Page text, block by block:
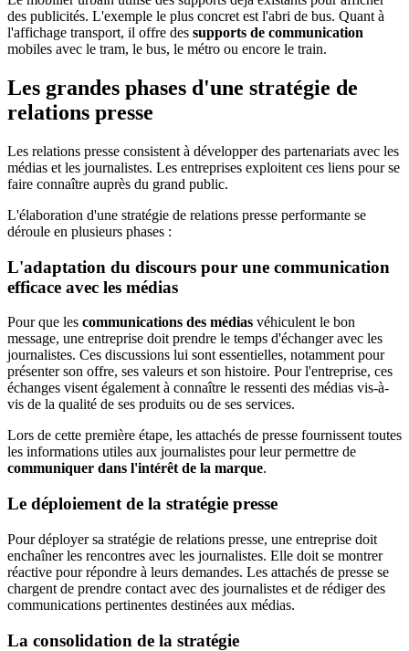
des publicités. L'exemple le plus concret est l'abri de bus. Quant à
l'affichage transport, il offre des supports de communication
mobiles avec le tram, le bus, le métro ou encore le train.
Les grandes phases d'une stratégie de
relations presse
Les relations presse consistent à développer des partenariats avec les
médias et les journalistes. Les entreprises exploitent ces liens pour se
faire connaître auprès du grand public.
L'élaboration d'une stratégie de relations presse performante se
déroule en plusieurs phases :
L'adaptation du discours pour une communication
efficace avec les médias
Pour que les communications des médias véhiculent le bon
message, une entreprise doit prendre le temps d'échanger avec les
journalistes. Ces discussions lui sont essentielles, notamment pour
présenter son offre, ses valeurs et son histoire. Pour l'entreprise, ces
échanges visent également à connaître le ressenti des médias vis-à-
vis de la qualité de ses produits ou de ses services.
Lors de cette première étape, les attachés de presse fournissent toutes
les informations utiles aux journalistes pour leur permettre de
communiquer dans l'intérêt de la marque.
Le déploiement de la stratégie presse
Pour déployer sa stratégie de relations presse, une entreprise doit
enchaîner les rencontres avec les journalistes. Elle doit se montrer
réactive pour répondre à leurs demandes. Les attachés de presse se
chargent de prendre contact avec des journalistes et de rédiger des
communications pertinentes destinées aux médias.
La consolidation de la stratégie